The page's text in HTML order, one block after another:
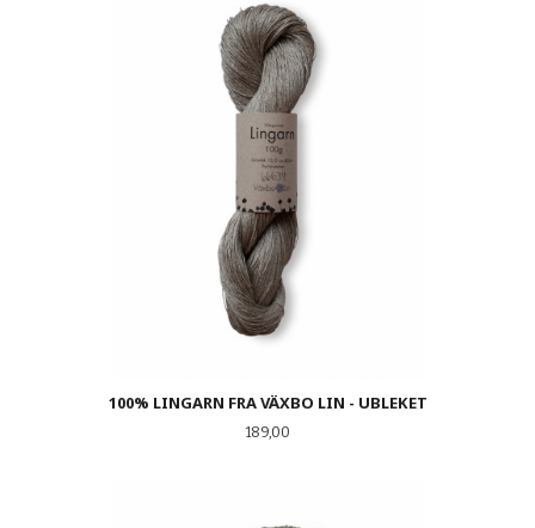
100% LINGARN FRA VÄXBO LIN - UBLEKET
Pris
189,00